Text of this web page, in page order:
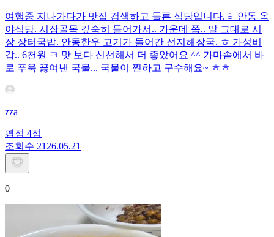
여행중 지나가다가 맛집 검색하고 들른 식당입니다.ㅎ 안동 옥
야식당. 시장골목 깊숙히 들어가서.. 가운데 쯤.. 말 그대로 시
장 장터국밥. 안동한우 고기가 들어간 선지해장국. ㅎ 가성비
갑.. 6천원 ㅋ 맛 보다 신선해서 더 좋았어요 ^^ 가마솥에서 바
로 푸욱 끓여낸 국물... 국물이 찐하고 구수해요~ ㅎㅎ ​ ​ ​
zza
평점 4점
조회수 21 26.05.21
0